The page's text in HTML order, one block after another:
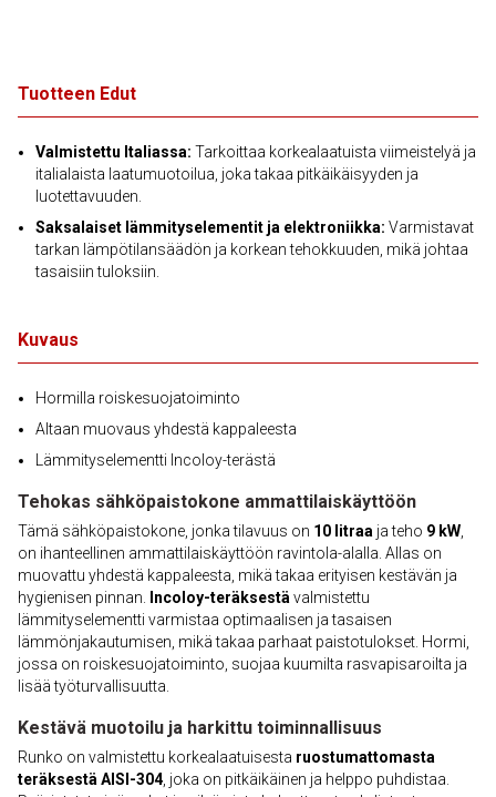
Tuotteen Edut
Valmistettu Italiassa: Tarkoittaa korkealaatuista viimeistelyä ja
italialaista laatumuotoilua, joka takaa pitkäikäisyyden ja
luotettavuuden.
Saksalaiset lämmityselementit ja elektroniikka: Varmistavat
tarkan lämpötilansäädön ja korkean tehokkuuden, mikä johtaa
tasaisiin tuloksiin.
Kuvaus
Hormilla roiskesuojatoiminto
Altaan muovaus yhdestä kappaleesta
Lämmityselementti Incoloy-terästä
Tehokas sähköpaistokone ammattilaiskäyttöön
Tämä sähköpaistokone, jonka tilavuus on 10 litraa ja teho 9 kW
on ihanteellinen ammattilaiskäyttöön ravintola-alalla. Allas on
muovattu yhdestä kappaleesta, mikä takaa erityisen kestävän ja
hygienisen pinnan.
Incoloy-teräksestä valmistettu
lämmityselementti varmistaa optimaalisen ja tasaisen
lämmönjakautumisen, mikä takaa parhaat paisto­tulokset. Hormi,
jossa on roiskesuojatoiminto, suojaa kuumilta rasvapisaroilta ja
lisää työturvallisuutta.
Kestävä muotoilu ja harkittu toiminnallisuus
Runko on valmistettu korkealaatuisesta ruostumattomasta
teräksestä AISI-304, joka on pitkäikäinen ja helppo puhdistaa.